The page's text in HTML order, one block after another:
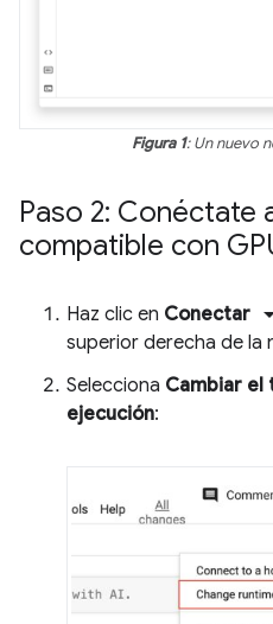
Figura 1: Un nuevo
Paso 2: Conéctate
compatible con
Haz clic en Conectar
superior derecha de la
Selecciona Cambiar el
ejecución: